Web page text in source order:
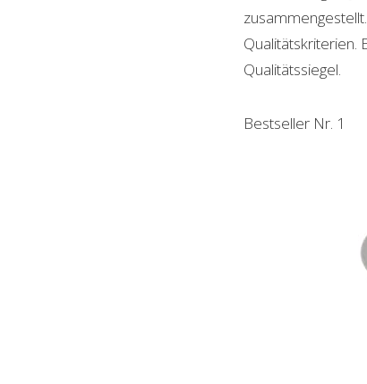
Qualitätskriterien.
Qualitätssiegel.
Bestseller Nr. 1